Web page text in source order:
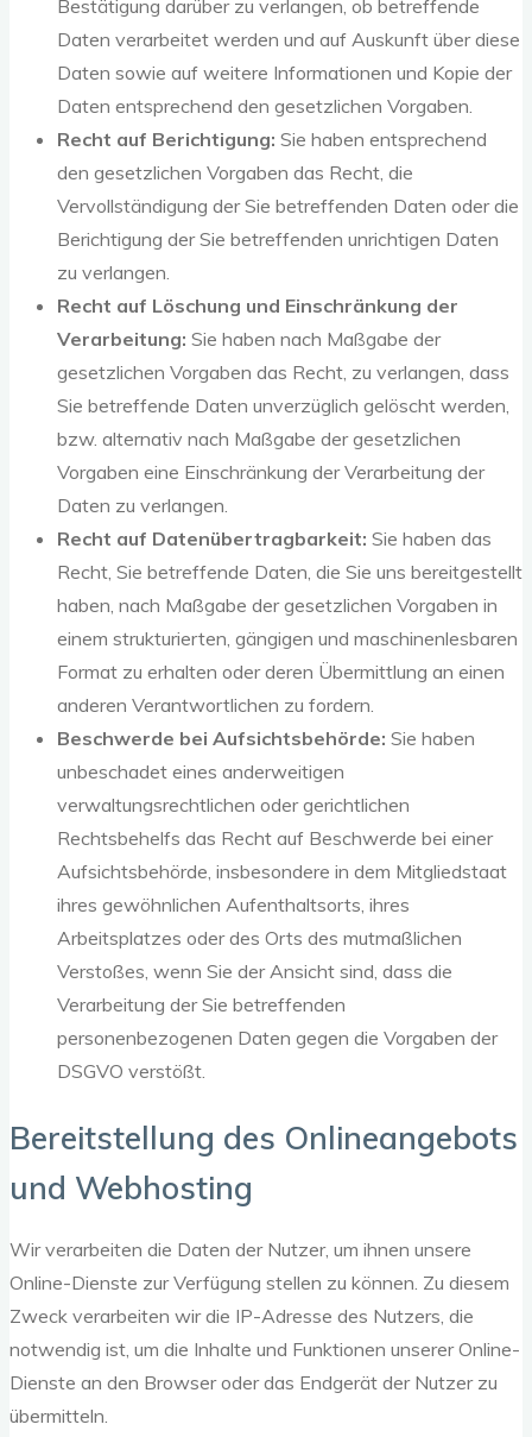
Bestätigung darüber zu verlangen, ob betreffende
Daten verarbeitet werden und auf Auskunft über diese
Daten sowie auf weitere Informationen und Kopie der
Daten entsprechend den gesetzlichen Vorgaben.
Recht auf Berichtigung: Sie haben entsprechend
den gesetzlichen Vorgaben das Recht, die
Vervollständigung der Sie betreffenden Daten oder die
Berichtigung der Sie betreffenden unrichtigen Daten
zu verlangen.
Recht auf Löschung und Einschränkung der
Verarbeitung: Sie haben nach Maßgabe der
gesetzlichen Vorgaben das Recht, zu verlangen, dass
Sie betreffende Daten unverzüglich gelöscht werden,
bzw. alternativ nach Maßgabe der gesetzlichen
Vorgaben eine Einschränkung der Verarbeitung der
Daten zu verlangen.
Recht auf Datenübertragbarkeit: Sie haben das
Recht, Sie betreffende Daten, die Sie uns bereitgestellt
haben, nach Maßgabe der gesetzlichen Vorgaben in
einem strukturierten, gängigen und maschinenlesbaren
Format zu erhalten oder deren Übermittlung an einen
anderen Verantwortlichen zu fordern.
Beschwerde bei Aufsichtsbehörde: Sie haben
unbeschadet eines anderweitigen
verwaltungsrechtlichen oder gerichtlichen
Rechtsbehelfs das Recht auf Beschwerde bei einer
Aufsichtsbehörde, insbesondere in dem Mitgliedstaat
ihres gewöhnlichen Aufenthaltsorts, ihres
Arbeitsplatzes oder des Orts des mutmaßlichen
Verstoßes, wenn Sie der Ansicht sind, dass die
Verarbeitung der Sie betreffenden
personenbezogenen Daten gegen die Vorgaben der
DSGVO verstößt.
Bereitstellung des Onlineangebots
und Webhosting
Wir verarbeiten die Daten der Nutzer, um ihnen unsere
Online-Dienste zur Verfügung stellen zu können. Zu diesem
Zweck verarbeiten wir die IP-Adresse des Nutzers, die
notwendig ist, um die Inhalte und Funktionen unserer Online-
Dienste an den Browser oder das Endgerät der Nutzer zu
übermitteln.